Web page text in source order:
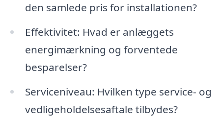
den samlede pris for installationen?
Effektivitet: Hvad er anlæggets
energimærkning og forventede
besparelser?
Serviceniveau: Hvilken type service- og
vedligeholdelsesaftale tilbydes?